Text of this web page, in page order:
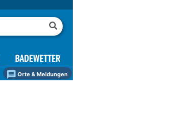
BADEWETTER
Orte & Meldungen